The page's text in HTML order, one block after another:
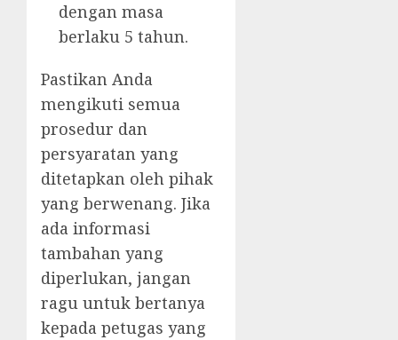
dengan masa
berlaku 5 tahun.
Pastikan Anda
mengikuti semua
prosedur dan
persyaratan yang
ditetapkan oleh pihak
yang berwenang. Jika
ada informasi
tambahan yang
diperlukan, jangan
ragu untuk bertanya
kepada petugas yang